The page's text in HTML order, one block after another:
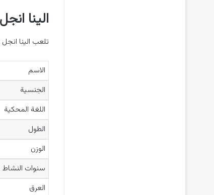
الينا
تلعب الينا
الاسم
الجنسية
اللغة المحكية
الطول
الوزن
سنوات النشاط
العرق